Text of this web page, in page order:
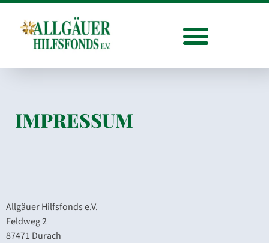
IMPRESSUM
Allgäuer Hilfsfonds e.V.
Feldweg 2
87471 Durach